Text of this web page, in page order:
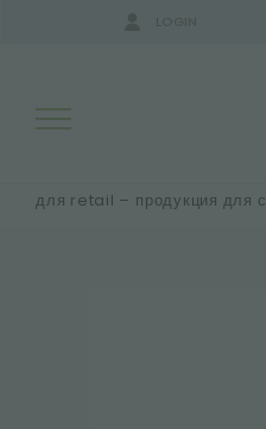
для retail – продукция для